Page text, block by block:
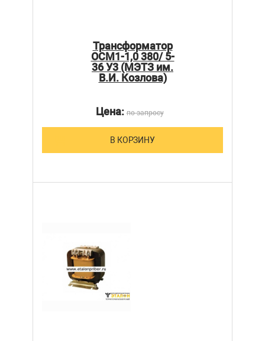
Трансформатор
ОСМ1-1,0 380/ 5-
36 У3 (МЭТЗ им.
В.И. Козлова)
Цена:по запросу
В КОРЗИНУ